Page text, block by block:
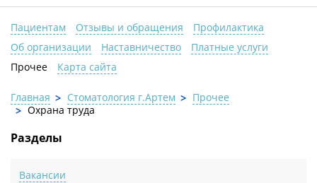
Пациентам Отзывы и обращения
Профилактика
Об организации
Наставничество
Платные услуги
Прочее
Карта сайта
Главная Стоматология г.Артем
Прочее
Охрана труда
Разделы
Вакансии